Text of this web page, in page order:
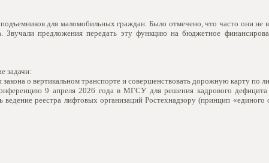
для маломобильных граждан. Было отмечено, что часто они
Звучали предложения передать эту функцию на бюджетное
задачи:
о вертикальном транспорте и совершенствовать дорожную карту по
9 апреля 2026 года в МГСУ для решения кадрового дефицита
реестра лифтовых организаций Ростехнадзору (принцип